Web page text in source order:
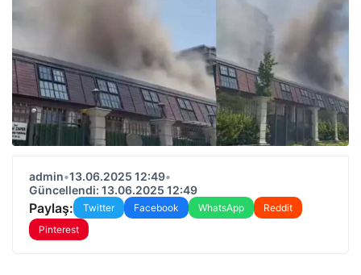
admin•13.06.2025 12:49•
Güncellendi: 13.06.2025 12:49
Paylaş: Twitter Facebook WhatsApp
Reddit
Pinterest